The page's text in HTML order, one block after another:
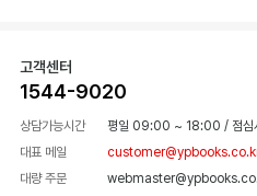
고객센터
1544-9020
상담가능시간 평일 09:00 ~ 18:00 / 점
대표 메일
대량 주문